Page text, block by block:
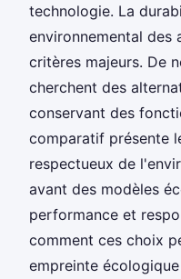
technologie. La
environnemental des
critères majeurs. De
cherchent des
conservant des
comparatif présente
respectueux de
avant des modèles
performance et
comment ces choix
empreinte